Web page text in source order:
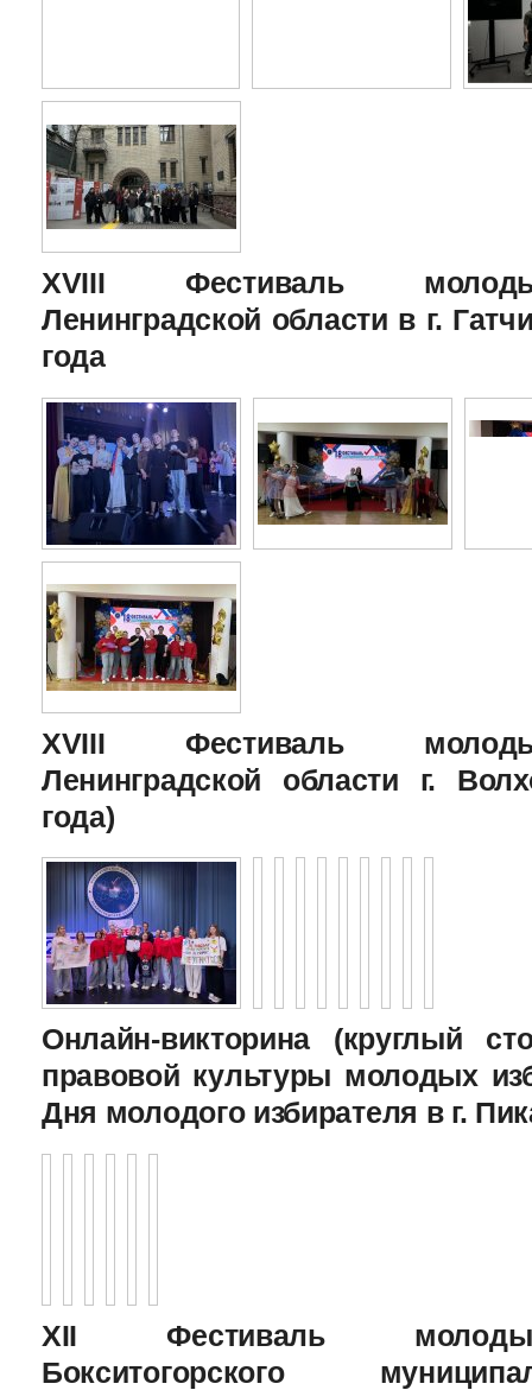
XVIII Фестиваль
Ленинградской области в г.
года
XVIII Фестиваль
Ленинградской области г.
года)
Онлайн-викторина (круглый
правовой культуры молодых
Дня молодого избирателя в г.
XII Фестиваль
Бокситогорского